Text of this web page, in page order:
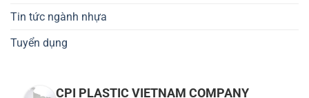
Tin tức ngành nhựa
Tuyển dụng
CPI PLASTIC VIETNAM COMPANY